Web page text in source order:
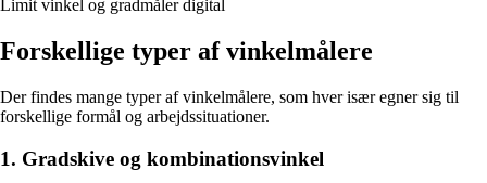
Limit vinkel og gradmåler digital
Forskellige typer af vinkelmålere
Der findes mange typer af vinkelmålere, som hver især egner sig til
forskellige formål og arbejdssituationer.
1. Gradskive og kombinationsvinkel